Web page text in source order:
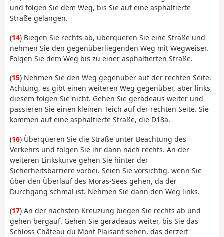
und folgen Sie dem Weg, bis Sie auf eine asphaltierte
Straße gelangen.
(14) Biegen Sie rechts ab, überqueren Sie eine Straße und
nehmen Sie den gegenüberliegenden Weg mit Wegweiser.
Folgen Sie dem Weg bis zu einer asphaltierten Straße.
(15) Nehmen Sie den Weg gegenüber auf der rechten Seite.
Achtung, es gibt einen weiteren Weg gegenüber, aber links,
diesem folgen Sie nicht. Gehen Sie geradeaus weiter und
passieren Sie einen kleinen Teich auf der rechten Seite. Sie
kommen auf eine asphaltierte Straße, die D18a.
(16) Überqueren Sie die Straße unter Beachtung des
Verkehrs und folgen Sie ihr dann nach rechts. An der
weiteren Linkskurve gehen Sie hinter der
Sicherheitsbarriere vorbei. Seien Sie vorsichtig, wenn Sie
über den Überlauf des Moras-Sees gehen, da der
Durchgang schmal ist. Nehmen Sie dann den Weg links.
(17) An der nächsten Kreuzung biegen Sie rechts ab und
gehen bergauf. Gehen Sie geradeaus weiter, bis Sie das
Schloss Château du Mont Plaisant sehen, das derzeit